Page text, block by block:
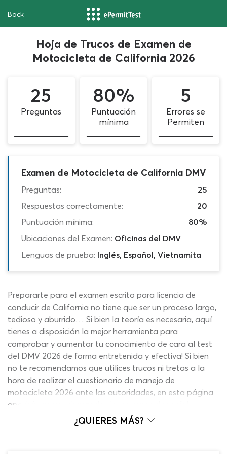
Back
Hoja de Trucos de Examen de
Motocicleta de California 2026
25
Preguntas
80%
Puntuación
mínima
5
Errores se
Permiten
Examen de Motocicleta de California DMV
Preguntas:
25
Respuestas correctamente:
20
Puntuación mínima:
80%
Ubicaciones del Examen: Oficinas del DMV
Lenguas de prueba: Inglés, Español, Vietnamita
Prepararte para el examen escrito para licencia de
conducir de California no tiene que ser un proceso largo,
tedioso y aburrido… Si bien la teoría es necesaria, aquí
tienes a disposición la mejor herramienta para
comprobar y aumentar tu conocimiento de cara al test
del DMV 2026 de forma entretenida y efectiva! Si bien
no te recomendamos que utilices trucos ni tretas a la
hora de realizar el cuestionario de manejo de
motocicleta 2026 ante las autoridades, en esta página
apodrás aprovechar todos los recursos disponibles,
incluyendo algunas funciones de ayuda que podrían
considerarse como “pequeñas trampas” en otras
¿QUIERES MÁS?